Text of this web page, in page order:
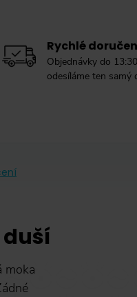
Rychlé
Objednávky do
odesíláme ten samý
moka